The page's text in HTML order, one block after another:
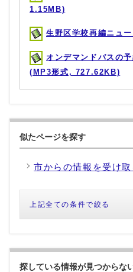
1.15MB)
生野区学校再編ニュ
オンデマンドバスの
(MP3形式, 727.62KB)
似たページを探す
市からの情報を受け取
上記全ての条件で絞る
探している情報が見つからな